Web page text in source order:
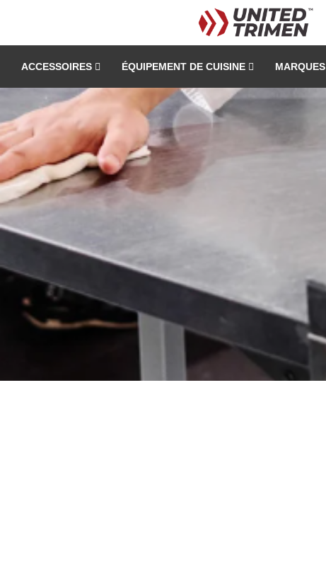
ACCESSOIRES ÉQUIPEMENT DE CUISINE MARQUES